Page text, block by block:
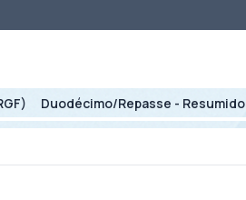
Duodécimo/Repasse - Resumido